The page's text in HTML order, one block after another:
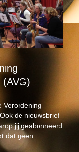
(AVG)
Verordening
de nieuwsbrief
jij geabonneerd
dat geen